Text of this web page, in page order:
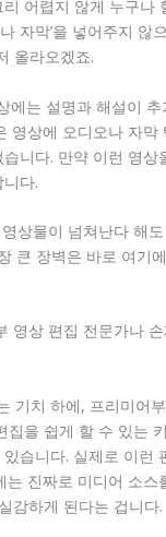
어렵지 않게 누구나
자막’을 넣어주지
올라오겠죠.
는 설명과 해설이
상에 오디오나 자
니다. 만약 이런 영
다.
상물이 넘쳐난다 해
큰 장벽은 바로 여기
영상 편집 전문가나
기치 하에, 프리미어
을 쉽게 할 수 있는
습니다. 실제로 이런
진짜로 미디어 소
감하게 된다는 겁니다.